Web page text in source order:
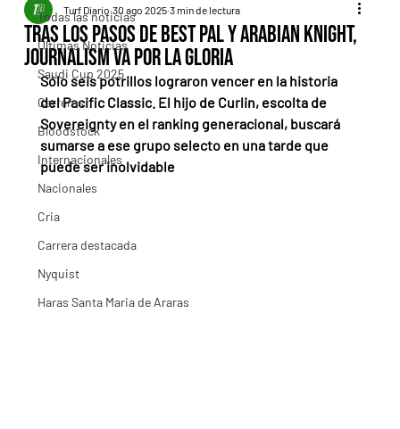
Todas las noticias
Últimas Noticias
Saudi Cup 2025
Carreras
Bloodstock
Internacionales
Nacionales
Cria
Carrera destacada
Nyquist
Haras Santa Maria de Araras
Tras los pasos de Best Pal y Arabian Knight,
Journalism va por la gloria
Turf Diario 30 ago 2025 3 min de lectura
Sólo seis potrillos lograron vencer en la historia
del Pacific Classic. El hijo de Curlin, escolta de
Sovereignty en el ranking generacional, buscará
sumarse a ese grupo selecto en una tarde que
puede ser inolvidable